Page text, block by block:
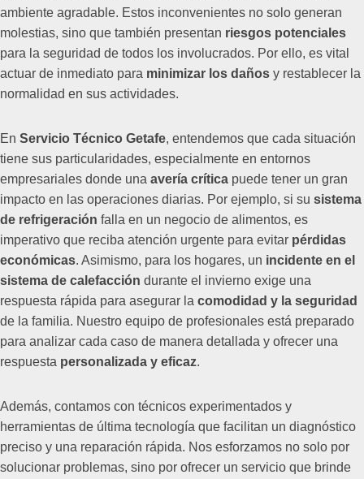
ambiente agradable. Estos inconvenientes no solo generan
molestias, sino que también presentan riesgos potenciales
para la seguridad de todos los involucrados. Por ello, es vital
actuar de inmediato para minimizar los daños y restablecer la
normalidad en sus actividades.
En Servicio Técnico Getafe, entendemos que cada situación
tiene sus particularidades, especialmente en entornos
empresariales donde una avería crítica puede tener un gran
impacto en las operaciones diarias. Por ejemplo, si su sistema
de refrigeración falla en un negocio de alimentos, es
imperativo que reciba atención urgente para evitar pérdidas
económicas. Asimismo, para los hogares, un incidente en el
sistema de calefacción durante el invierno exige una
respuesta rápida para asegurar la comodidad y la seguridad
de la familia. Nuestro equipo de profesionales está preparado
para analizar cada caso de manera detallada y ofrecer una
respuesta personalizada y eficaz.
Además, contamos con técnicos experimentados y
herramientas de última tecnología que facilitan un diagnóstico
preciso y una reparación rápida. Nos esforzamos no solo por
solucionar problemas, sino por ofrecer un servicio que brinde